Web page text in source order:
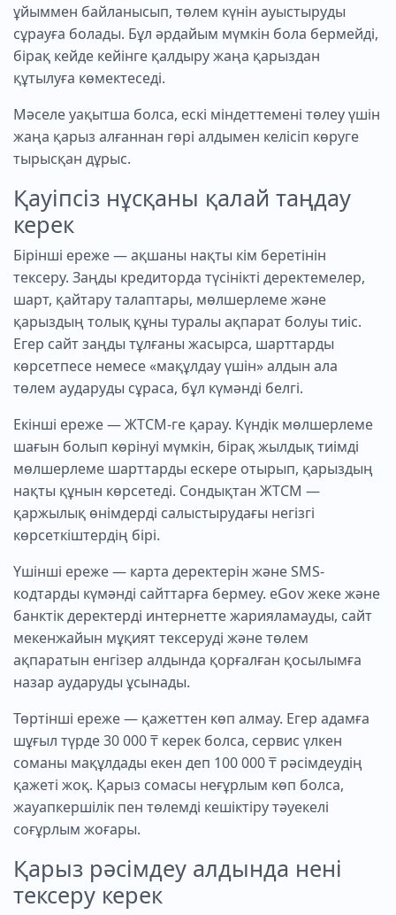
ұйыммен байланысып, төлем күнін ауыстыруды
сұрауға болады. Бұл әрдайым мүмкін бола бермейді,
бірақ кейде кейінге қалдыру жаңа қарыздан
құтылуға көмектеседі.
Мәселе уақытша болса, ескі міндеттемені төлеу үшін
жаңа қарыз алғаннан гөрі алдымен келісіп көруге
тырысқан дұрыс.
Қауіпсіз нұсқаны қалай таңдау
керек
Бірінші ереже — ақшаны нақты кім беретінін
тексеру. Заңды кредиторда түсінікті деректемелер,
шарт, қайтару талаптары, мөлшерлеме және
қарыздың толық құны туралы ақпарат болуы тиіс.
Егер сайт заңды тұлғаны жасырса, шарттарды
көрсетпесе немесе «мақұлдау үшін» алдын ала
төлем аударуды сұраса, бұл күмәнді белгі.
Екінші ереже — ЖТСМ-ге қарау. Күндік мөлшерлеме
шағын болып көрінуі мүмкін, бірақ жылдық тиімді
мөлшерлеме шарттарды ескере отырып, қарыздың
нақты құнын көрсетеді. Сондықтан ЖТСМ —
қаржылық өнімдерді салыстырудағы негізгі
көрсеткіштердің бірі.
Үшінші ереже — карта деректерін және SMS-
кодтарды күмәнді сайттарға бермеу. eGov жеке және
банктік деректерді интернетте жарияламауды, сайт
мекенжайын мұқият тексеруді және төлем
ақпаратын енгізер алдында қорғалған қосылымға
назар аударуды ұсынады.
Төртінші ереже — қажеттен көп алмау. Егер адамға
шұғыл түрде 30 000 ₸ керек болса, сервис үлкен
соманы мақұлдады екен деп 100 000 ₸ рәсімдеудің
қажеті жоқ. Қарыз сомасы неғұрлым көп болса,
жауапкершілік пен төлемді кешіктіру тәуекелі
соғұрлым жоғары.
Қарыз рәсімдеу алдында нені
тексеру керек